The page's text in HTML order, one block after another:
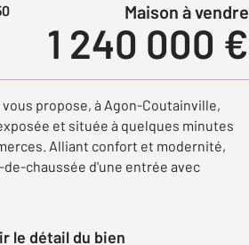
Maison à vendre
1 240 000 €
vous propose, à Agon-Coutainville,
et située à quelques minutes
Alliant confort et modernité,
de-chaussée d'une entrée avec
le détail du bien